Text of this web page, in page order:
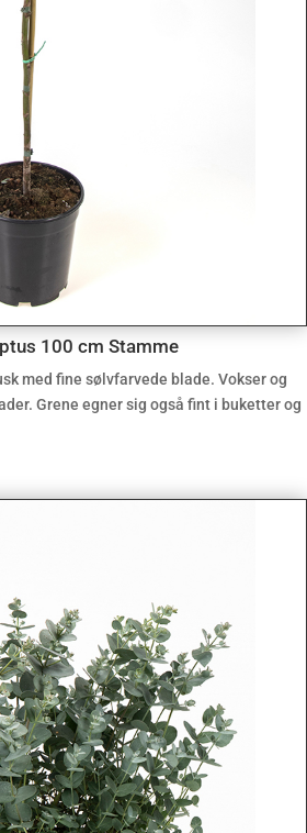
100 cm Stamme
med fine sølvfarvede blade. Vokser og
Grene egner sig også fint i buketter og